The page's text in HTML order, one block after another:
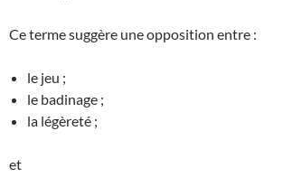
Ce terme suggère une opposition entre :
le jeu ;
le badinage ;
la légèreté ;
et